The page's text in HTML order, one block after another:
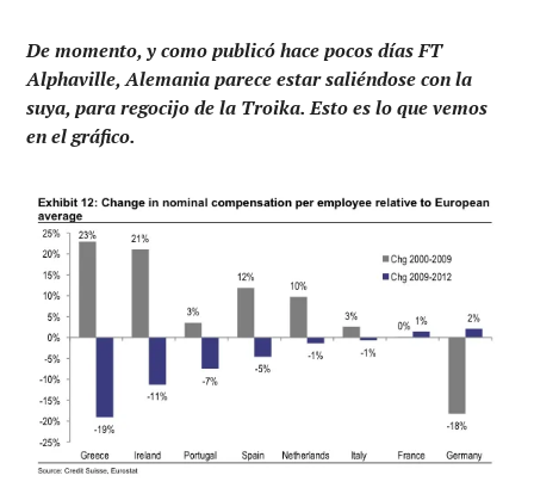
De momento, y como publicó hace pocos días FT
Alphaville, Alemania parece estar saliéndose con la
suya, para regocijo de la Troika. Esto es lo que vemos
en el gráfico.